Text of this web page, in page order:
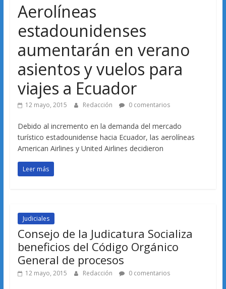
Aerolíneas
estadounidenses
aumentarán en verano
asientos y vuelos para
viajes a Ecuador
12 mayo, 2015 Redacción 0 comentarios
Debido al incremento en la demanda del mercado
turístico estadounidense hacia Ecuador, las aerolíneas
American Airlines y United Airlines decidieron
Leer más
Judiciales
Consejo de la Judicatura Socializa
beneficios del Código Orgánico
General de procesos
12 mayo, 2015 Redacción 0 comentarios